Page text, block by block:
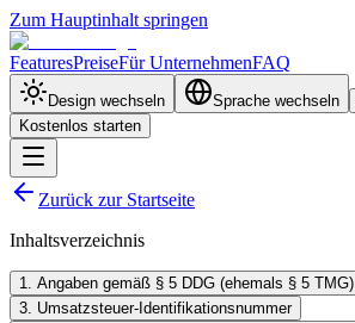
Zum Hauptinhalt springen
FeaturesPreiseFür UnternehmenFAQ
Design wechseln Sprache wechseln
Kostenlos starten
Zurück zur Startseite
Inhaltsverzeichnis
1. Angaben gemäß § 5 DDG (ehemals § 5 TMG)
3. Umsatzsteuer-Identifikationsnummer